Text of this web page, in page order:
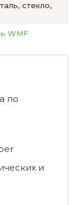
стекло,
WMF
по
и